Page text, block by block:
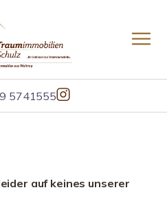
5741555
auf keines unserer